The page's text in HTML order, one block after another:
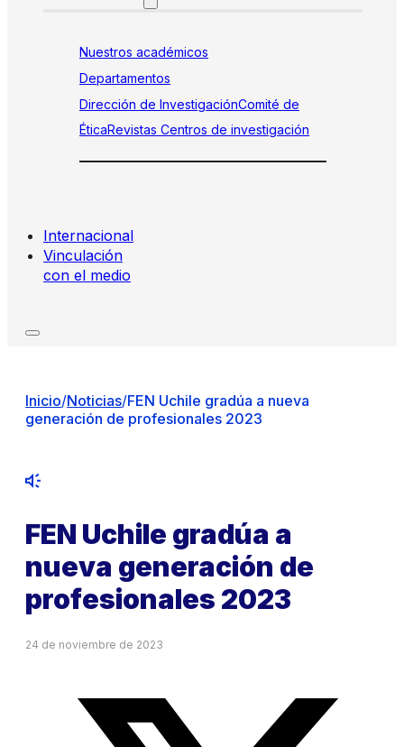
Nuestros académicos
Departamentos
Dirección de InvestigaciónComité de
ÉticaRevistas Centros de investigación
Internacional
Vinculación
con el medio
Inicio/Noticias/FEN Uchile gradúa a nueva
generación de profesionales 2023
FEN Uchile gradúa a
nueva generación de
profesionales 2023
24 de noviembre de 2023